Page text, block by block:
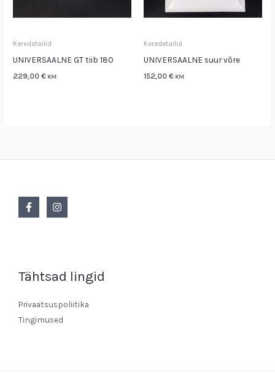
Keredetailid
UNIVERSAALNE GT tiib 180
229,00€ KM
Keredetailid
UNIVERSAALNE suur võre
152,00 € KM
Tähtsad lingid
Privaatsuspoliitika
Tingimused